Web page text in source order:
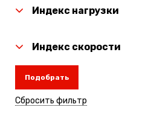
Linglong
Nitto
Rauffan
Индекс нагрузки
Индекс скорости
Подобрать
Сбросить фильтр